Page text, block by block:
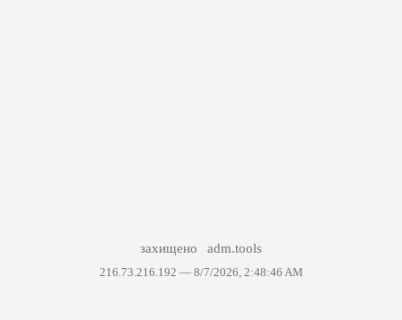
захищено adm.tools
216.73.216.192 — 8/7/2026, 2:48:46 AM